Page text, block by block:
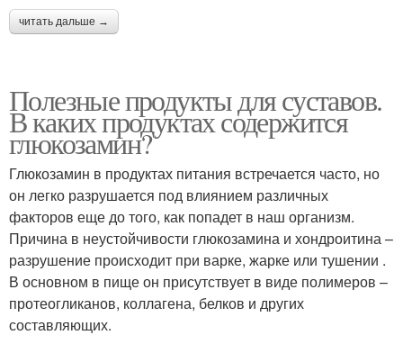
читать дальше →
Полезные продукты для суставов.
В каких продуктах содержится
глюкозамин?
Глюкозамин в продуктах питания встречается часто, но
он легко разрушается под влиянием различных
факторов еще до того, как попадет в наш организм.
Причина в неустойчивости глюкозамина и хондроитина –
разрушение происходит при варке, жарке или тушении .
В основном в пище он присутствует в виде полимеров –
протеогликанов, коллагена, белков и других
составляющих.